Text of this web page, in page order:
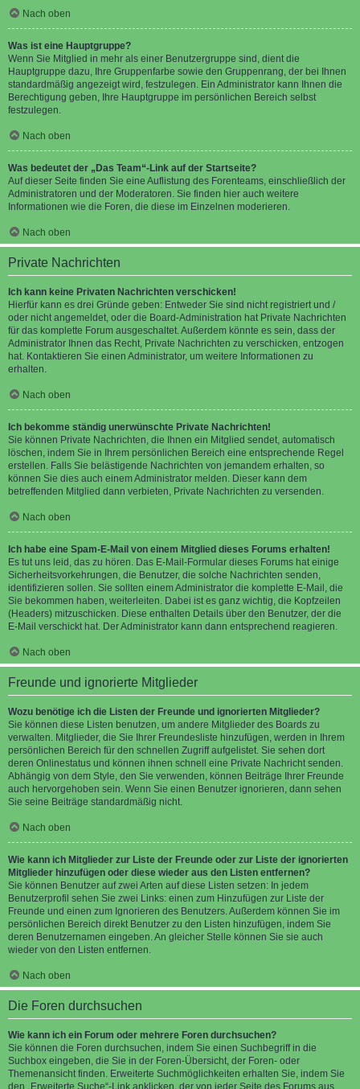
Nach oben
Was ist eine Hauptgruppe?
Wenn Sie Mitglied in mehr als einer Benutzergruppe sind, dient die
Hauptgruppe dazu, Ihre Gruppenfarbe sowie den Gruppenrang, der bei Ihnen
standardmäßig angezeigt wird, festzulegen. Ein Administrator kann Ihnen die
Berechtigung geben, Ihre Hauptgruppe im persönlichen Bereich selbst
festzulegen.
Nach oben
Was bedeutet der „Das Team“-Link auf der Startseite?
Auf dieser Seite finden Sie eine Auflistung des Forenteams, einschließlich der
Administratoren und der Moderatoren. Sie finden hier auch weitere
Informationen wie die Foren, die diese im Einzelnen moderieren.
Nach oben
Private Nachrichten
Ich kann keine Privaten Nachrichten verschicken!
Hierfür kann es drei Gründe geben: Entweder Sie sind nicht registriert und /
oder nicht angemeldet, oder die Board-Administration hat Private Nachrichten
für das komplette Forum ausgeschaltet. Außerdem könnte es sein, dass der
Administrator Ihnen das Recht, Private Nachrichten zu verschicken, entzogen
hat. Kontaktieren Sie einen Administrator, um weitere Informationen zu
erhalten.
Nach oben
Ich bekomme ständig unerwünschte Private Nachrichten!
Sie können Private Nachrichten, die Ihnen ein Mitglied sendet, automatisch
löschen, indem Sie in Ihrem persönlichen Bereich eine entsprechende Regel
erstellen. Falls Sie belästigende Nachrichten von jemandem erhalten, so
können Sie dies auch einem Administrator melden. Dieser kann dem
betreffenden Mitglied dann verbieten, Private Nachrichten zu versenden.
Nach oben
Ich habe eine Spam-E-Mail von einem Mitglied dieses Forums erhalten!
Es tut uns leid, das zu hören. Das E-Mail-Formular dieses Forums hat einige
Sicherheitsvorkehrungen, die Benutzer, die solche Nachrichten senden,
identifizieren sollen. Sie sollten einem Administrator die komplette E-Mail, die
Sie bekommen haben, weiterleiten. Dabei ist es ganz wichtig, die Kopfzeilen
(Headers) mitzuschicken. Diese enthalten Details über den Benutzer, der die
E-Mail verschickt hat. Der Administrator kann dann entsprechend reagieren.
Nach oben
Freunde und ignorierte Mitglieder
Wozu benötige ich die Listen der Freunde und ignorierten Mitglieder?
Sie können diese Listen benutzen, um andere Mitglieder des Boards zu
verwalten. Mitglieder, die Sie Ihrer Freundesliste hinzufügen, werden in Ihrem
persönlichen Bereich für den schnellen Zugriff aufgelistet. Sie sehen dort
deren Onlinestatus und können ihnen schnell eine Private Nachricht senden.
Abhängig von dem Style, den Sie verwenden, können Beiträge Ihrer Freunde
auch hervorgehoben sein. Wenn Sie einen Benutzer ignorieren, dann sehen
Sie seine Beiträge standardmäßig nicht.
Nach oben
Wie kann ich Mitglieder zur Liste der Freunde oder zur Liste der ignorierten
Mitglieder hinzufügen oder diese wieder aus den Listen entfernen?
Sie können Benutzer auf zwei Arten auf diese Listen setzen: In jedem
Benutzerprofil sehen Sie zwei Links: einen zum Hinzufügen zur Liste der
Freunde und einen zum Ignorieren des Benutzers. Außerdem können Sie im
persönlichen Bereich direkt Benutzer zu den Listen hinzufügen, indem Sie
deren Benutzernamen eingeben. An gleicher Stelle können Sie sie auch
wieder von den Listen entfernen.
Nach oben
Die Foren durchsuchen
Wie kann ich ein Forum oder mehrere Foren durchsuchen?
Sie können die Foren durchsuchen, indem Sie einen Suchbegriff in die
Suchbox eingeben, die Sie in der Foren-Übersicht, der Foren- oder
Themenansicht finden. Erweiterte Suchmöglichkeiten erhalten Sie, indem Sie
den „Erweiterte Suche“-Link anklicken, der von jeder Seite des Forums aus